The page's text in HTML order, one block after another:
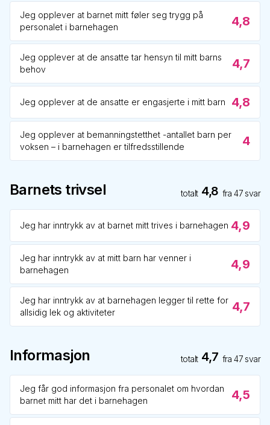
Jeg opplever at barnet mitt føler seg trygg på
personalet i barnehagen
4,8
Jeg opplever at de ansatte tar hensyn til mitt barns
behov
4,7
Jeg opplever at de ansatte er engasjerte i mitt barn 4,8
Jeg opplever at bemanningstetthet -antallet barn per
voksen – i barnehagen er tilfredsstillende
4
Barnets trivsel totalt 4,8 fra47 svar
Jeg har inntrykk av at barnet mitt trives i barnehagen 4,9
Jeg har inntrykk av at mitt barn har venner i
barnehagen
4,9
Jeg har inntrykk av at barnehagen legger til rette for
allsidig lek og aktiviteter
4,7
Informasjon totalt 4,7 fra47 svar
Jeg får god informasjon fra personalet om hvordan
barnet mitt har det i barnehagen
4,5